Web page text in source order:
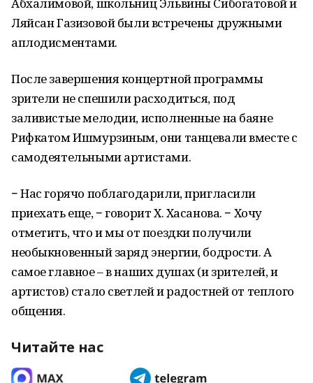
Ляйсан Газизовой были встречены дружными
аплодисментами.
После завершения концертной программы
зрители не спешили расходиться, под
заливистые мелодии, исполненные на баяне
Рифкатом Ишмурзиным, они танцевали вместе с
самодеятельными артистами.
− Нас горячо поблагодарили, пригласили
приехать еще, − говорит Х. Хасанова. − Хочу
отметить, что и мы от поездки получили
необыкновенный заряд энергии, бодрости. А
самое главное – в наших душах (и зрителей, и
артистов) стало светлей и радостней от теплого
общения.
Читайте нас